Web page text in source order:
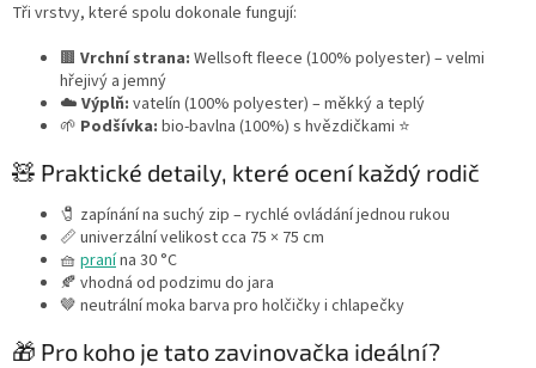
Tři vrstvy, které spolu dokonale fungují:
🟫 Vrchní strana: Wellsoft fleece (100% polyester) – velmi
hřejivý a jemný
☁️ Výplň: vatelín (100% polyester) – měkký a teplý
🌱 Podšívka: bio-bavlna (100%) s hvězdičkami ⭐
🧸 Praktické detaily, které ocení každý rodič
🧷 zapínání na suchý zip – rychlé ovládání jednou rukou
📏 univerzální velikost cca 75 × 75 cm
🧺 pranína 30 °C
🍂 vhodná od podzimu do jara
🤎 neutrální moka barva pro holčičky i chlapečky
🎁 Pro koho je tato zavinovačka ideální?